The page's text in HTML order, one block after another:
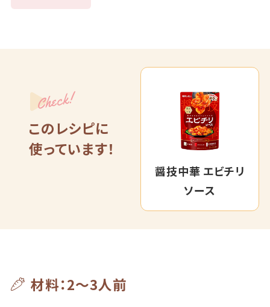
Check!
このレシピに
使っています！
醤技中華 エビチリ
ソース
材料：2～3人前